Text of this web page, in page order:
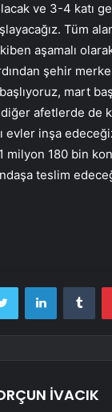
ve 3-4 katı
Tüm
aşamalı
şehir
mart
afetlerde de
evler inşa
milyon 180 bin
teslim
Twitter LinkedIn
İVACIK